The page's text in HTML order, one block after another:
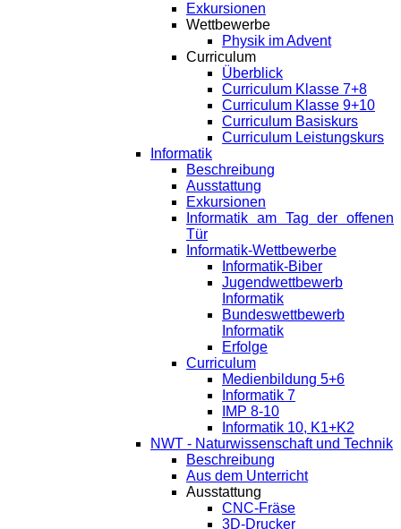
Exkursionen
Wettbewerbe
Physik im Advent
Curriculum
Überblick
Curriculum Klasse 7+8
Curriculum Klasse 9+10
Curriculum Basiskurs
Curriculum Leistungskurs
Informatik
Beschreibung
Ausstattung
Exkursionen
Informatik am Tag der offenen
Tür
Informatik-Wettbewerbe
Informatik-Biber
Jugendwettbewerb
Informatik
Bundeswettbewerb
Informatik
Erfolge
Curriculum
Medienbildung 5+6
Informatik 7
IMP 8-10
Informatik 10, K1+K2
NWT - Naturwissenschaft und Technik
Beschreibung
Aus dem Unterricht
Ausstattung
CNC-Fräse
3D-Drucker